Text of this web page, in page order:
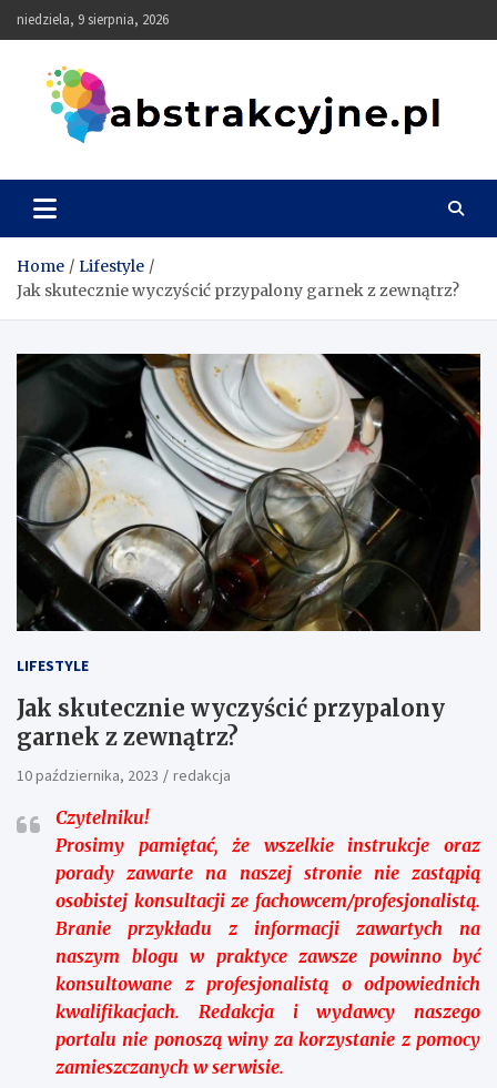
Skip
to
niedziela, 9 sierpnia, 2026
Abstrakcyjne
Home
Lifestyle
Jak skutecznie wyczyścić przypalony garnek z zewnątrz?
LIFESTYLE
Jak skutecznie wyczyścić przypalony
garnek z zewnątrz?
10 października, 2023 redakcja
Czytelniku!
Prosimy pamiętać, że wszelkie instrukcje oraz
porady zawarte na naszej stronie nie zastąpią
osobistej konsultacji ze fachowcem/profesjonalistą.
Branie przykładu z informacji zawartych na
naszym blogu w praktyce zawsze powinno być
konsultowane z profesjonalistą o odpowiednich
kwalifikacjach. Redakcja i wydawcy naszego
portalu nie ponoszą winy za korzystanie z pomocy
zamieszczanych w serwisie.